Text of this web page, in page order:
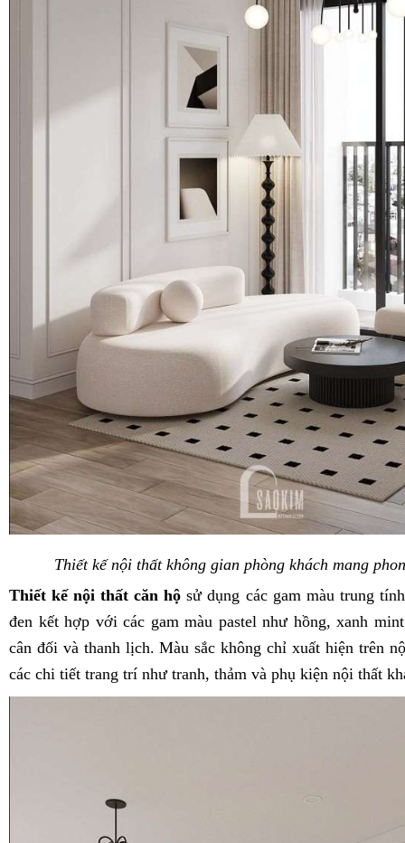
Thiết kế nội thất không gian phòng khách mang
Thiết kế nội thất căn hộsử dụng các gam màu trung
đen kết hợp với các gam màu pastel như hồng, xanh
cân đối và thanh lịch. Màu sắc không chỉ xuất hiện trên
các chi tiết trang trí như tranh, thảm và phụ kiện nội thất